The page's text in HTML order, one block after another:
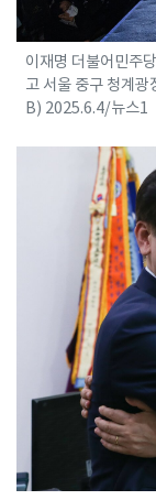
이재명 더불어민주
고 서울 중구 청계
B) 2025.6.4/뉴스1